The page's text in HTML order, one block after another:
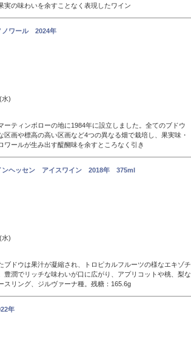
の味わいを余すことなく表現したワイン
ノワール 2024年
水)
ティンボローの地に1984年に設立しました。全てのブドウ
画や標高の高い区画など4つの異なる畑で栽培し、果実味・
ールが生み出す醍醐味を余すところなく引き
ンヘッセン アイスワイン 2018年 375ml
水)
ドウは果汁が凝縮され、トロピカルフルーツの様なエキゾチ
潤でリッチな味わいが口に広がり、アプリコットや桃、梨な
リング、ジルヴァーナ種。残糖：165.6g
年